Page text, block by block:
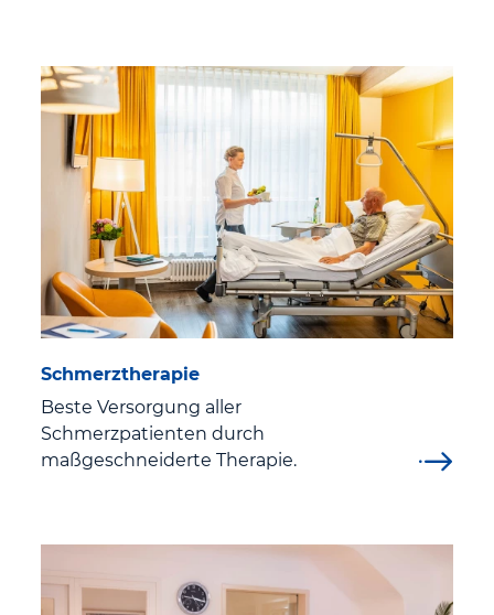
Hygiene
Qualitätsmanagement
Medizinproduktesicherheit
Digitalisierung
Klinisches Ethik-Komitee
Förderverein
Ehrenamt im St. Georg Klinikum Eisenach
Sprechstunden
Aktuelle Pressemeldungen
Schmerztherapie
Beste Versorgung aller
Schmerzpatienten durch
maßgeschneiderte Therapie.